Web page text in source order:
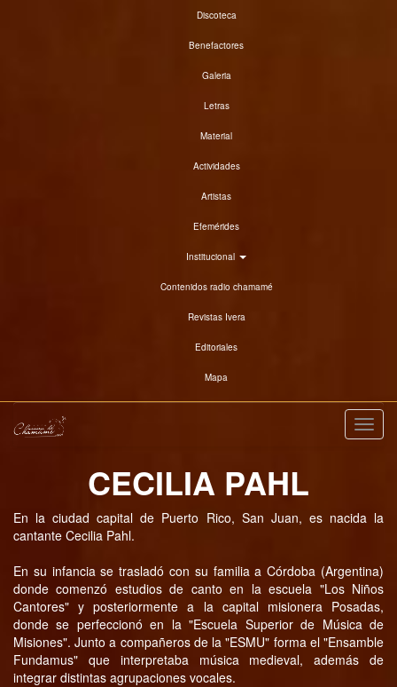
Discoteca
Benefactores
Galeria
Letras
Material
Actividades
Artistas
Efemérides
Institucional
Contenidos radio chamamé
Revistas Ivera
Editoriales
Mapa
CECILIA PAHL
En la ciudad capital de Puerto Rico, San Juan, es nacida la
cantante Cecilia Pahl.
En su infancia se trasladó con su familia a Córdoba (Argentina)
donde comenzó estudios de canto en la escuela "Los Niños
Cantores" y posteriormente a la capital misionera Posadas,
donde se perfeccionó en la "Escuela Superior de Música de
Misiones". Junto a compañeros de la "ESMU" forma el "Ensamble
Fundamus" que interpretaba música medieval, además de
integrar distintas agrupaciones vocales.